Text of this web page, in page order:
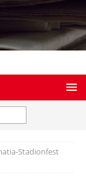
Stadionfest